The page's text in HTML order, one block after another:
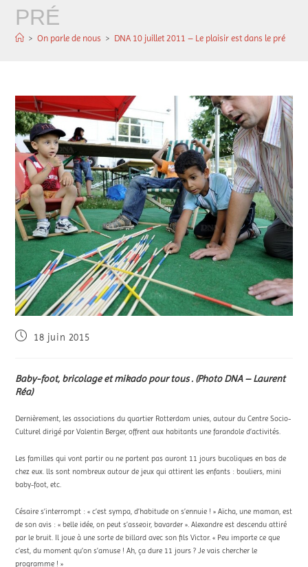
PRÉ
> On parle de nous > DNA 10 juillet 2011 – Le plaisir est dans le pré
18 juin 2015
Baby-foot, bricolage et mikado pour tous . (Photo DNA – Laurent
Réa)
Dernièrement, les associations du quartier Rotterdam unies, autour du Centre Socio-
Culturel dirigé par Valentin Berger, offrent aux habitants une farandole d’activités.
Les familles qui vont partir ou ne partent pas auront 11 jours bucoliques en bas de
chez eux. lls sont nombreux autour de jeux qui attirent les enfants : bouliers, mini
baby-foot, etc.
Césaire s’interrompt : « c’est sympa, d’habitude on s’ennuie ! » Aïcha, une maman, est
de son avis : « belle idée, on peut s’asseoir, bavarder ». Alexandre est descendu attiré
par le bruit. Il joue à une sorte de billard avec son fils Victor. « Peu importe ce que
c’est, du moment qu’on s’amuse ! Ah, ça dure 11 jours ? Je vais chercher le
programme ! »